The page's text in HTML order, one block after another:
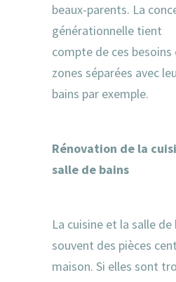
beaux-parents. La
générationnelle tient
compte de ces besoins
zones séparées avec
bains par exemple.
Rénovation de la
salle de bains
La cuisine et la salle
souvent des pièces
maison. Si elles sont